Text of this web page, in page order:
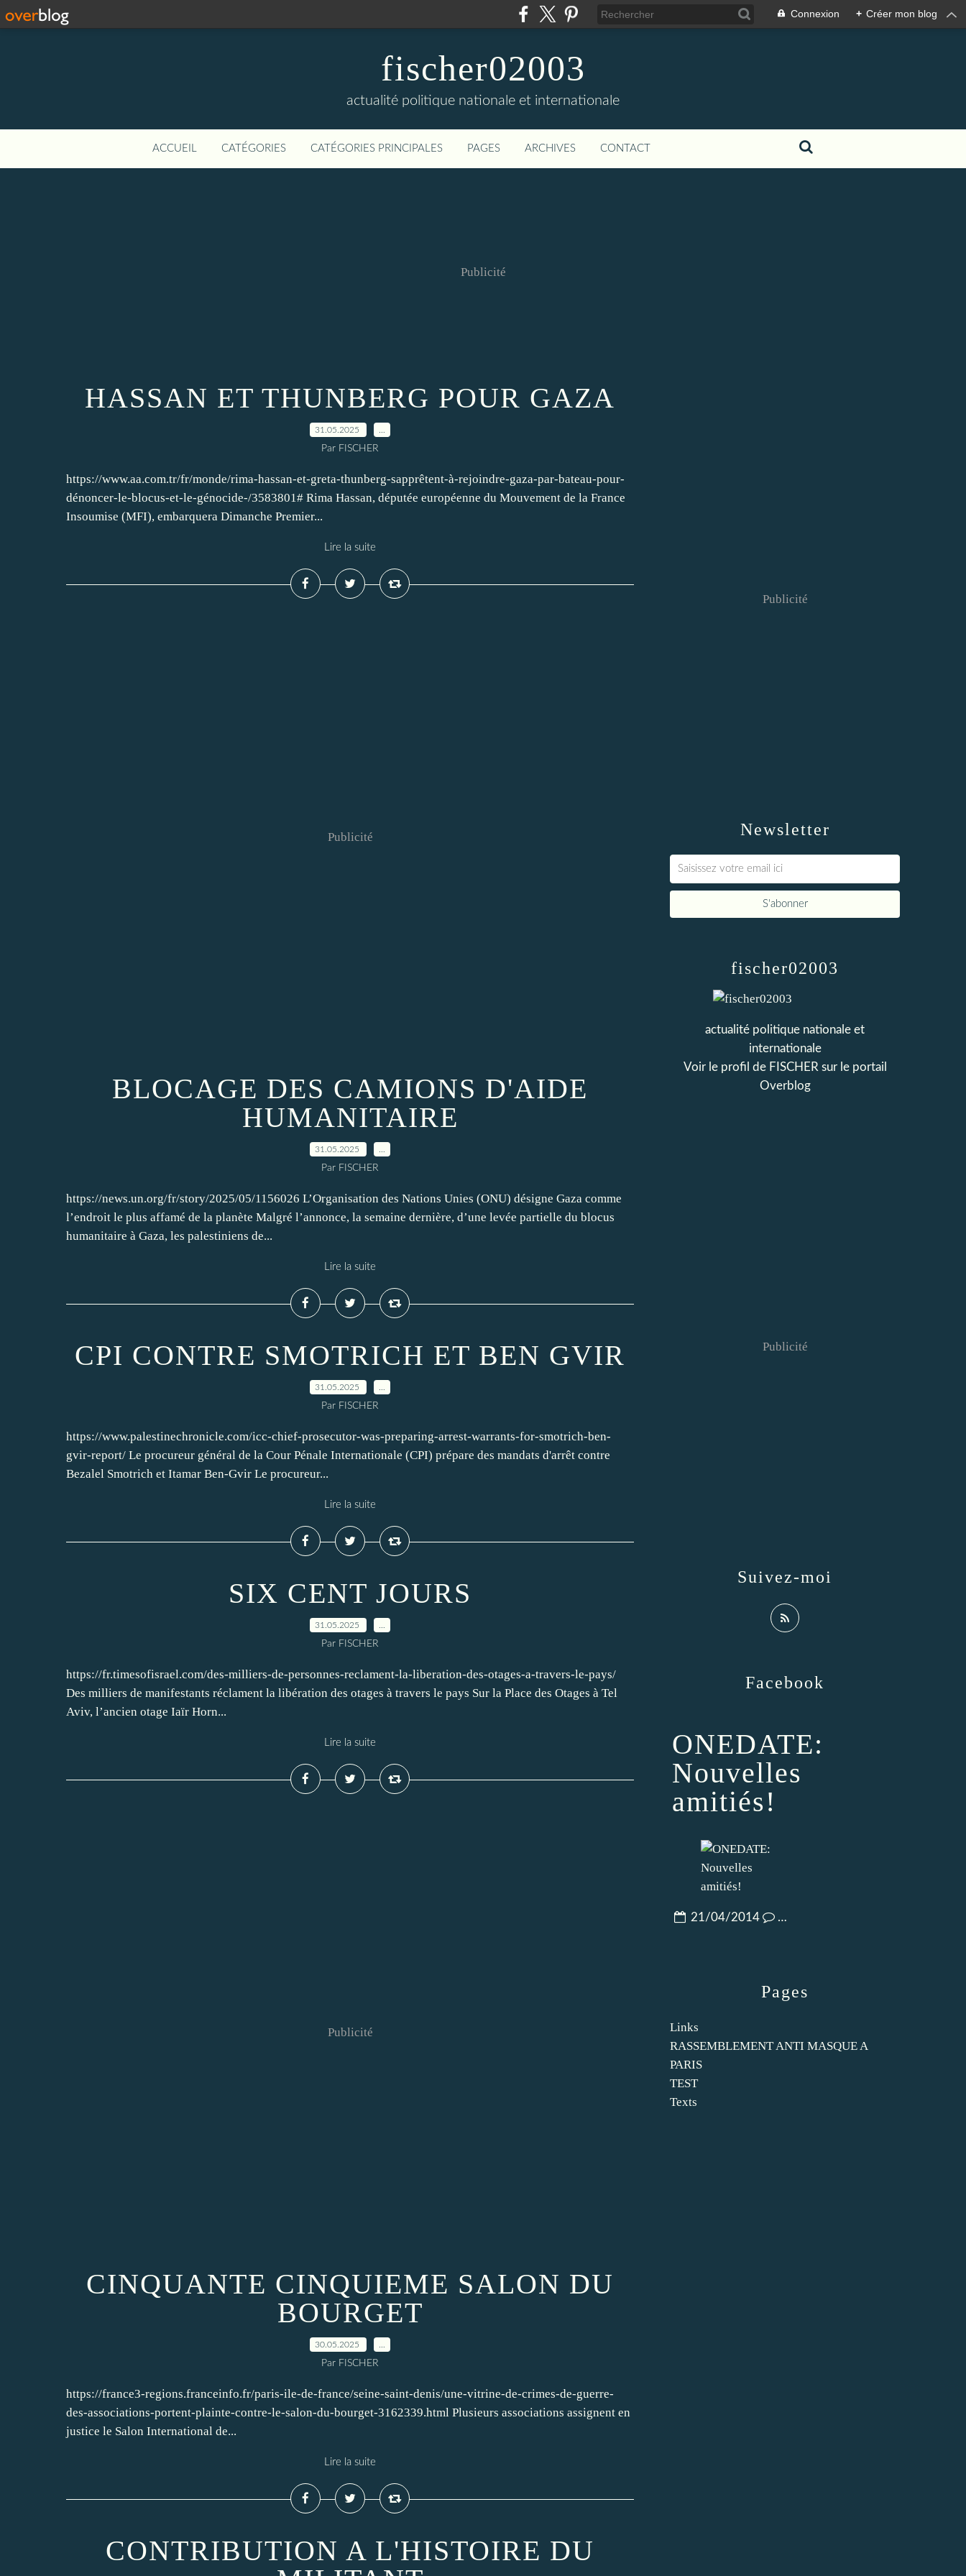
Connexion + Créer mon blog
fischer02003
actualité politique nationale et internationale
ACCUEIL CATÉGORIES CATÉGORIES PRINCIPALES PAGES ARCHIVES CONTACT
Publicité
HASSAN ET THUNBERG POUR GAZA
31.05.2025
Par FISCHER
https://www.aa.com.tr/fr/monde/rima-hassan-et-greta-thunberg-sapprêtent-à-rejoindre-gaza-par-bateau-pour-
dénoncer-le-blocus-et-le-génocide-/3583801# Rima Hassan, députée européenne du Mouvement de la France
Insoumise (MFI), embarquera Dimanche Premier...
Lire la suite
Publicité
BLOCAGE DES CAMIONS D'AIDE
HUMANITAIRE
31.05.2025
Par FISCHER
https://news.un.org/fr/story/2025/05/1156026 L’Organisation des Nations Unies (ONU) désigne Gaza comme
l’endroit le plus affamé de la planète Malgré l’annonce, la semaine dernière, d’une levée partielle du blocus
humanitaire à Gaza, les palestiniens de...
Lire la suite
CPI CONTRE SMOTRICH ET BEN GVIR
31.05.2025
Par FISCHER
https://www.palestinechronicle.com/icc-chief-prosecutor-was-preparing-arrest-warrants-for-smotrich-ben-
gvir-report/ Le procureur général de la Cour Pénale Internationale (CPI) prépare des mandats d'arrêt contre
Bezalel Smotrich et Itamar Ben-Gvir Le procureur...
Lire la suite
SIX CENT JOURS
31.05.2025
Par FISCHER
https://fr.timesofisrael.com/des-milliers-de-personnes-reclament-la-liberation-des-otages-a-travers-le-pays/
Des milliers de manifestants réclament la libération des otages à travers le pays Sur la Place des Otages à Tel
Aviv, l’ancien otage Iaïr Horn...
Lire la suite
Publicité
CINQUANTE CINQUIEME SALON DU
BOURGET
30.05.2025
Par FISCHER
https://france3-regions.franceinfo.fr/paris-ile-de-france/seine-saint-denis/une-vitrine-de-crimes-de-guerre-
des-associations-portent-plainte-contre-le-salon-du-bourget-3162339.html Plusieurs associations assignent en
justice le Salon International de...
Lire la suite
CONTRIBUTION A L'HISTOIRE DU
Newsletter
Publicité
Pages
Links
RASSEMBLEMENT ANTI MASQUE A
PARIS
TEST
Texts
fischer02003
actualité politique nationale et
internationale
Voir le profil de FISCHER sur le portail
Overblog
Suivez-moi
Facebook
ONEDATE:
Nouvelles
amitiés!
21/04/2014 …
Publicité